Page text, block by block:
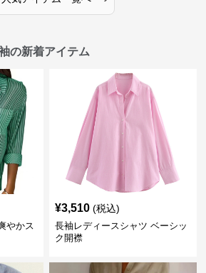
の新着アイテム
やかス
¥3,510 (税込)
長袖レディースシャツ ベーシッ
ク開襟